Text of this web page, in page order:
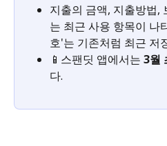
지출의 금액, 지출방법,
는 최근 사용 항목이 나
호'는 기존처럼 최근 저
📱스팬딧 앱에서는 3월
다.